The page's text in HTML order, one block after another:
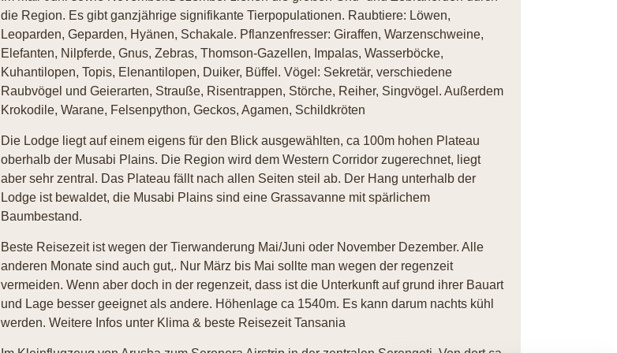
die Region. Es gibt ganzjährige signifikante Tierpopulationen. Raubtiere: Löwen,
Leoparden, Geparden, Hyänen, Schakale. Pflanzenfresser: Giraffen, Warzenschweine,
Elefanten, Nilpferde, Gnus, Zebras, Thomson-Gazellen, Impalas, Wasserböcke,
Kuhantilopen, Topis, Elenantilopen, Duiker, Büffel. Vögel: Sekretär, verschiedene
Raubvögel und Geierarten, Strauße, Risentrappen, Störche, Reiher, Singvögel. Außerdem
Krokodile, Warane, Felsenpython, Geckos, Agamen, Schildkröten
Die Lodge liegt auf einem eigens für den Blick ausgewählten, ca 100m hohen Plateau
oberhalb der Musabi Plains. Die Region wird dem Western Corridor zugerechnet, liegt
aber sehr zentral. Das Plateau fällt nach allen Seiten steil ab. Der Hang unterhalb der
Lodge ist bewaldet, die Musabi Plains sind eine Grassavanne mit spärlichem
Baumbestand.
Beste Reisezeit ist wegen der Tierwanderung Mai/Juni oder November Dezember. Alle
anderen Monate sind auch gut,. Nur März bis Mai sollte man wegen der regenzeit
vermeiden. Wenn aber doch in der regenzeit, dass ist die Unterkunft auf grund ihrer Bauart
und Lage besser geeignet als andere. Höhenlage ca 1540m. Es kann darum nachts kühl
werden. Weitere Infos unter Klima & beste Reisezeit Tansania